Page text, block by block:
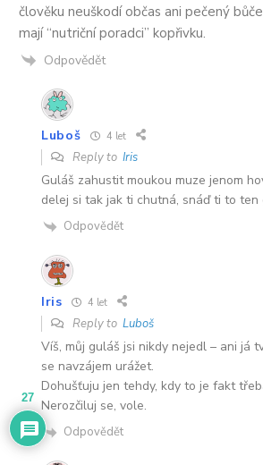
člověku neuškodí občas ani pečený
mají “nutriční poradci” kopřivku.
Odpovědět
Luboš 4 let
Reply to Iris
Guláš zahustit moukou muze jenom
delej si tak jak ti chutná, snáď ti to
Odpovědět
Iris 4 let
Reply to Luboš
Víš, můj guláš jsi nikdy nejedl – ani já
se navzájem urážet.
Dohušťuju jen tehdy, kdy to je fakt
Nerozčiluj se, vole.
Odpovědět
27